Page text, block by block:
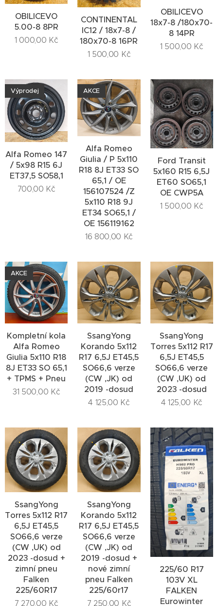
OBILICEVO
5.00-8 8PR
1 000,00 Kč
CONTINENTAL
IC12 / 18x7-8 /
180x70-8 16PR
1 500,00 Kč
OBILICEVO
18x7-8 /180x70-
8 14PR
1 500,00 Kč
Alfa Romeo 147
/ 5x98 R15 6J
ET37,5 SO58,1
Výprodej
700,00 Kč
Alfa Romeo
Giulia / P 5x110
R18 8J ET33 SO
65,1 / OE
156107524 /Z
5x110 R18 9J
ET34 SO65,1 /
OE 156119162
AKCE
16 800,00 Kč
Ford Transit
5x160 R15 6,5J
ET60 SO65,1
OE CWP5A
1 500,00 Kč
Kompletní kola
Alfa Romeo
Giulia 5x110 R18
8J ET33 SO 65,1
+ TPMS + Pneu
AKCE
31 500,00 Kč
SsangYong
Korando 5x112
R17 6,5J ET45,5
SO66,6 verze
(CW ,JK) od
2019 -dosud
4 125,00 Kč
SsangYong
Torres 5x112 R17
6,5J ET45,5
SO66,6 verze
(CW ,UK) od
2023 -dosud
4 125,00 Kč
SsangYong
Torres 5x112 R17
6,5J ET45,5
SO66,6 verze
(CW ,UK) od
2023 -dosud +
zimní pneu
Falken
225/60R17
7 270,00 Kč
SsangYong
Korando 5x112
R17 6,5J ET45,5
SO66,6 verze
(CW ,JK) od
2019 -dosud +
nové zimní
pneu Falken
225/60r17
7 250,00 Kč
225/60 R17
103V XL
FALKEN
Eurowinter